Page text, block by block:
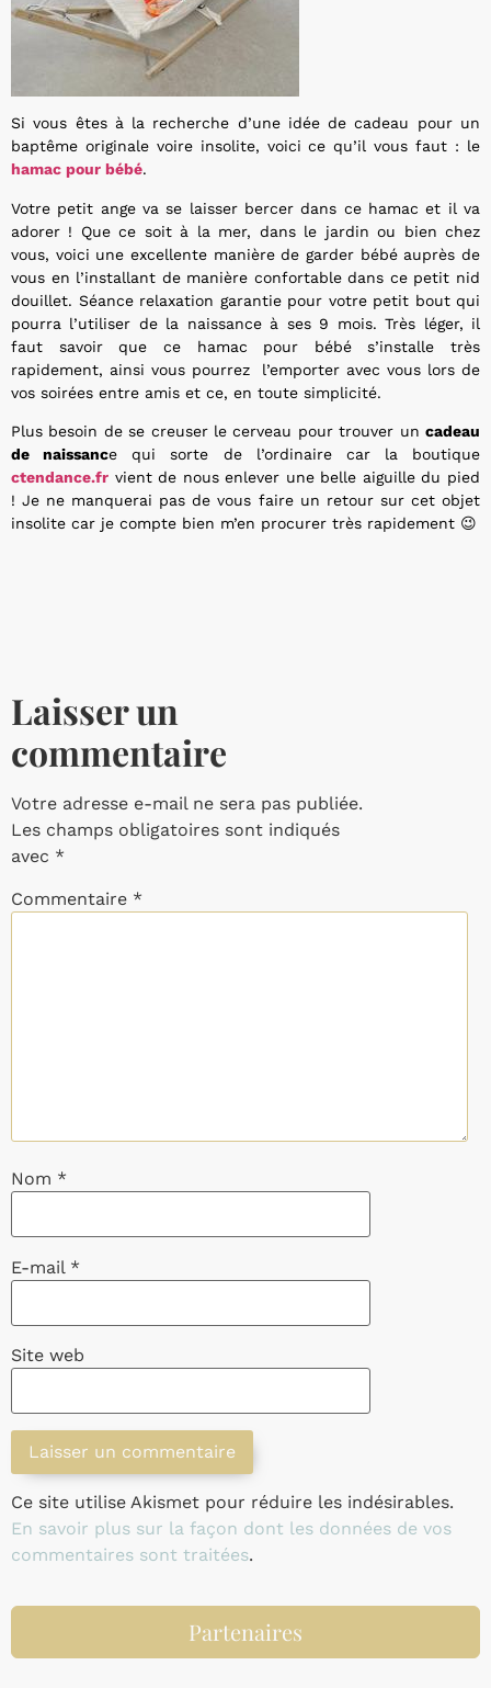
Si vous êtes à la recherche d’une idée de cadeau pour un
baptême originale voire insolite, voici ce qu’il vous faut : le
hamac pour bébé.
Votre petit ange va se laisser bercer dans ce hamac et il va
adorer ! Que ce soit à la mer, dans le jardin ou bien chez
vous, voici une excellente manière de garder bébé auprès de
vous en l’installant de manière confortable dans ce petit nid
douillet. Séance relaxation garantie pour votre petit bout qui
pourra l’utiliser de la naissance à ses 9 mois. Très léger, il
faut savoir que ce hamac pour bébé s’installe très
rapidement, ainsi vous pourrez l’emporter avec vous lors de
vos soirées entre amis et ce, en toute simplicité.
Plus besoin de se creuser le cerveau pour trouver un cadeau
de naissance qui sorte de l’ordinaire car la boutique
ctendance.fr vient de nous enlever une belle aiguille du pied
! Je ne manquerai pas de vous faire un retour sur cet objet
insolite car je compte bien m’en procurer très rapidement 😉
Laisser un
commentaire
Votre adresse e-mail ne sera pas publiée.
Les champs obligatoires sont indiqués
avec *
Commentaire *
Nom *
E-mail *
Site web
Ce site utilise Akismet pour réduire les indésirables.
En savoir plus sur la façon dont les données de vos
commentaires sont traitées.
Partenaires